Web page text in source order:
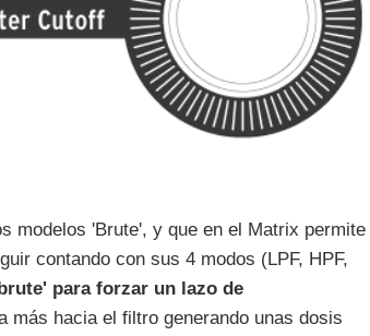
modelos 'Brute', y que en el Matrix permite
contando con sus 4 modos (LPF, HPF,
para forzar un lazo de
más hacia el filtro generando unas dosis